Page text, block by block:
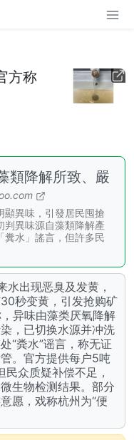
方称
類降解所致、嚴
顯異味，引發居民囤搶
判異味源自藻類降解產
糞水」謠言，但許多民
水出现恶臭及发黄，
秒变黄，引发抢购矿
异味由藻类厌氧降解
，已切换水源并冲洗
“粪水”谣言，称无证
。官方提供每户5吨
众质疑补偿不足，
生物检测结果。部分
愿，戏称杭州为“便